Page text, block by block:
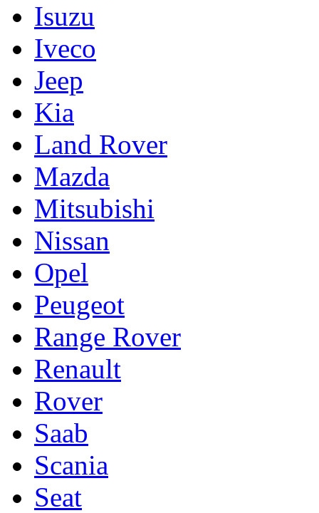
Isuzu
Iveco
Jeep
Kia
Land Rover
Mazda
Mitsubishi
Nissan
Opel
Peugeot
Range Rover
Renault
Rover
Saab
Scania
Seat